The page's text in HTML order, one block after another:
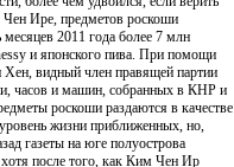
Ире, предметов роскоши
2011 года более 7 млн
и японского пива. При помощи
Хен, видный член правящей партии
часов и машин, собранных в КНР и
роскоши раздаются в качестве
жизни приближенных, но,
газеты на юге полуострова
после того, как Ким Чен Ир